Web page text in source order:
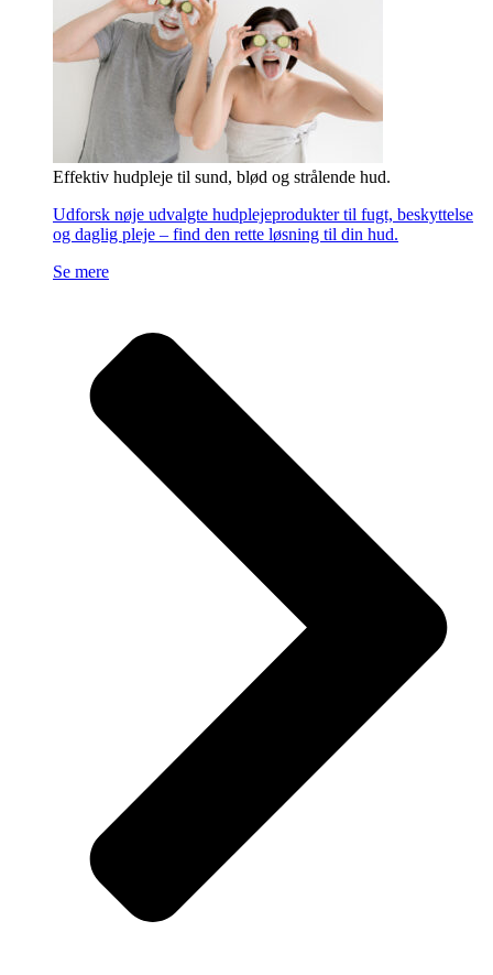
Effektiv hudpleje til sund, blød og strålende hud.
Udforsk nøje udvalgte hudplejeprodukter til fugt, beskyttelse
og daglig pleje – find den rette løsning til din hud.
Se mere